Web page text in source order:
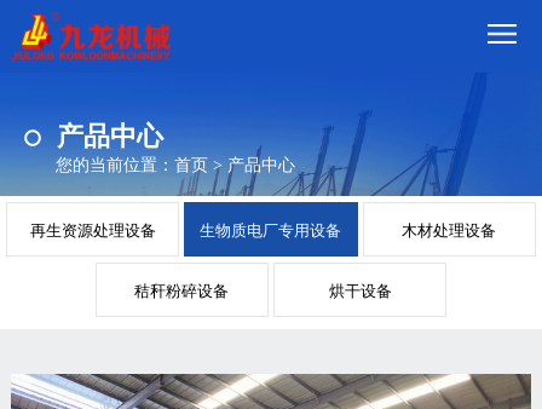
们
产
品
视
产品中心
您的当前位置： 首页 > 产品中心
再生资源处理设备 生物质电厂专用设备 木材处理设备
秸秆粉碎设备 烘干设备